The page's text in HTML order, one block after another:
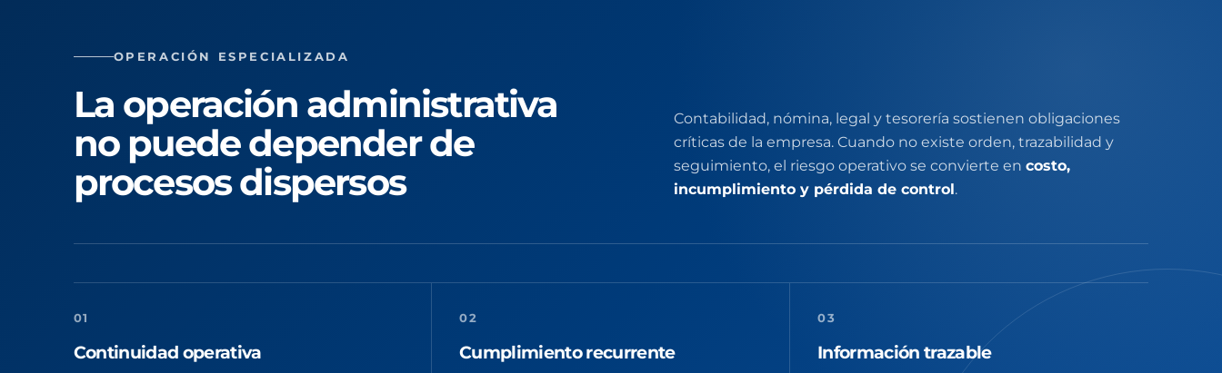
OPERACIÓN ESPECIALIZADA
La operación administrativa
no puede depender de
procesos dispersos
Contabilidad, nómina, legal y tesorería sostienen obligaciones
críticas de la empresa. Cuando no existe orden, trazabilidad y
seguimiento, el riesgo operativo se convierte en costo,
incumplimiento y pérdida de control.
01
Continuidad operativa
02
Cumplimiento recurrente
03
Información trazable